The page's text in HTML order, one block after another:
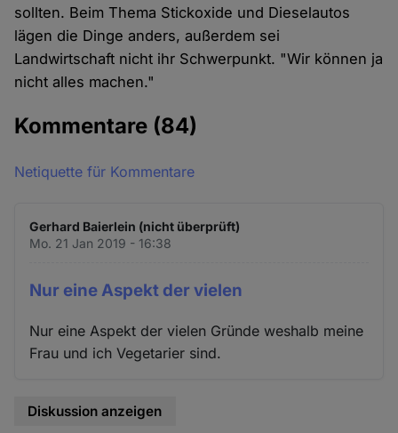
sollten. Beim Thema Stickoxide und Dieselautos
lägen die Dinge anders, außerdem sei
Landwirtschaft nicht ihr Schwerpunkt. "Wir können ja
nicht alles machen."
Kommentare (84)
Netiquette für Kommentare
Gerhard Baierlein (nicht überprüft)
Mo. 21 Jan 2019 - 16:38
Nur eine Aspekt der vielen
Nur eine Aspekt der vielen Gründe weshalb meine
Frau und ich Vegetarier sind.
Diskussion anzeigen